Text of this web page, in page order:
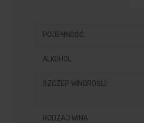
POJEMNOŚĆ
ALKOHOL
SZCZEP WINOROŚLI
RODZAJ WINA